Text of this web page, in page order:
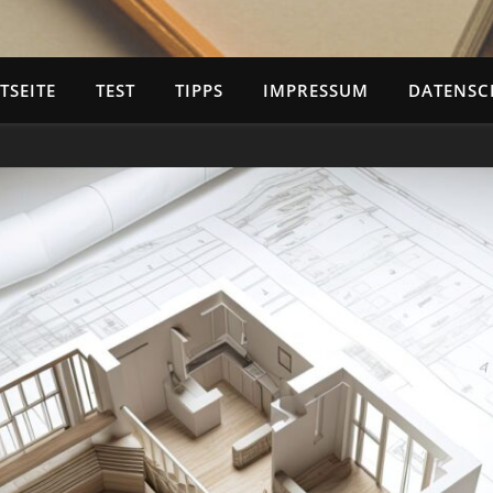
TEST TIPPS IMPRESSUM